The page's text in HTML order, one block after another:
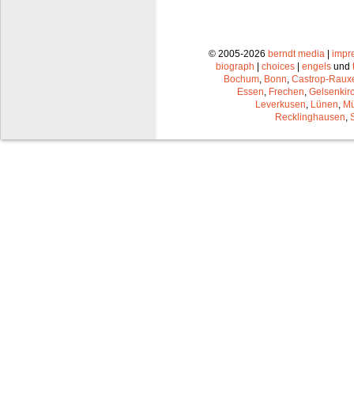
© 2005-2026 berndt media |
biograph | choices | engels und
Bochum Bonn Castrop-
Essen Frechen
Leverkusen Lünen
Recklinghausen